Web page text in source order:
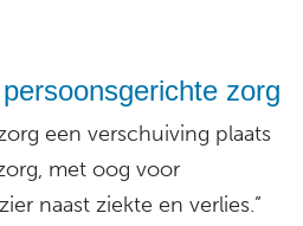
zorg
een verschuiving plaats
met oog voor
naast ziekte en verlies.”